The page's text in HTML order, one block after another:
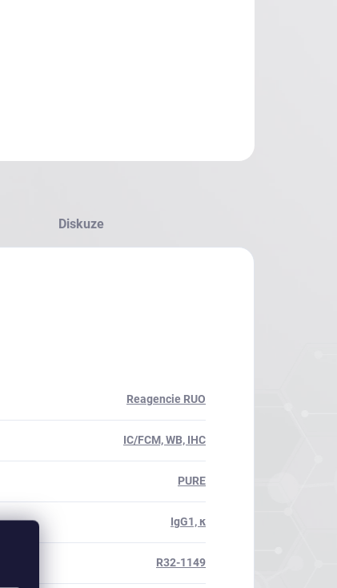
Diskuze
Reagencie RUO
IC/FCM, WB, IHC
PURE
IgG1, κ
R32-1149